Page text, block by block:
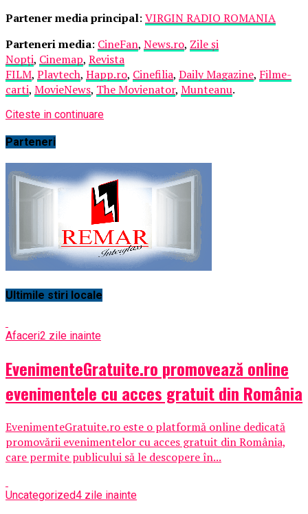
Partener media principal: VIRGIN RADIO ROMANIA
Parteneri media: CineFan, News.ro, Zile și
Nopți, Cinemap, Revista
FILM, Playtech, Happ.ro, Cinefilia, Daily Magazine, Filme-
carti, MovieNews, The Movienator, Munteanu.
Citeste in continuare
Parteneri
Ultimile stiri locale
Afaceri2 zile inainte
EvenimenteGratuite.ro promovează online
evenimentele cu acces gratuit din România
EvenimenteGratuite.ro este o platformă online dedicată
promovării evenimentelor cu acces gratuit din România,
care permite publicului să le descopere în...
Uncategorized4 zile inainte